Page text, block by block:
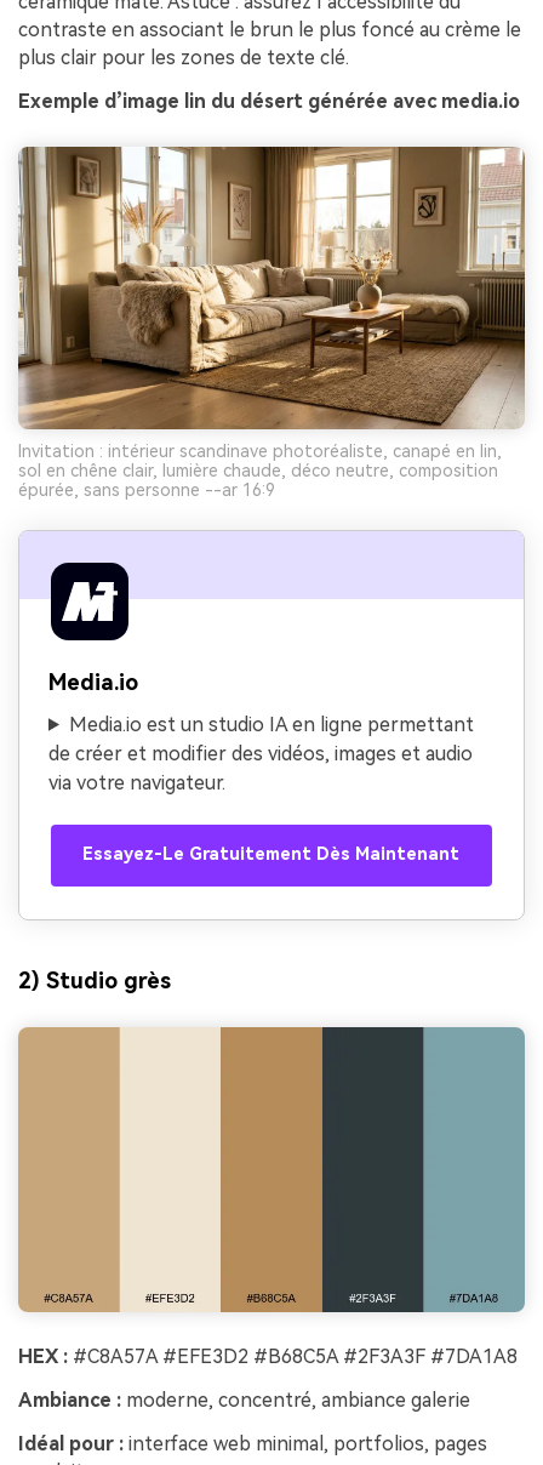
contraste en associant le brun le plus foncé au crème le
plus clair pour les zones de texte clé.
Exemple d’image lin du désert générée avec media.io
Invitation : intérieur scandinave photoréaliste, canapé en lin,
sol en chêne clair, lumière chaude, déco neutre, composition
épurée, sans personne --ar 16:9
Media.io
Media.io est un studio IA en ligne permettant
de créer et modifier des vidéos, images et audio
via votre navigateur.
Essayez-Le Gratuitement Dès Maintenant
2) Studio grès
HEX : #C8A57A #EFE3D2 #B68C5A #2F3A3F #7DA1A8
Ambiance : moderne, concentré, ambiance galerie
Idéal pour : interface web minimal, portfolios, pages